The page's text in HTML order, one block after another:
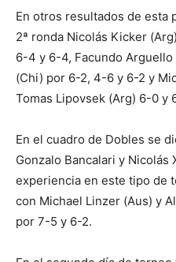
En otros resultados de esta
2ª ronda Nicolás Kicker
6-4 y 6-4, Facundo Arguello
(Chi) por 6-2, 4-6 y 6-2 y
Tomas Lipovsek (Arg) 6-0 y
En el cuadro de Dobles se
Gonzalo Bancalari y Nicolás
experiencia en este tipo de
con Michael Linzer (Aus) y
por 7-5 y 6-2.